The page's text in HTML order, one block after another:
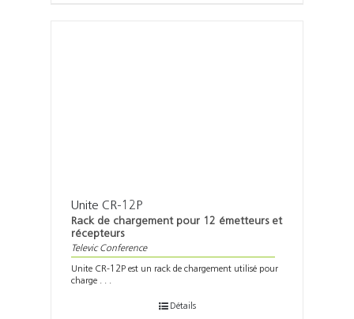
Unite CR-12P
Rack de chargement pour 12 émetteurs et
récepteurs
Televic Conference
Unite CR-12P est un rack de chargement utilisé pour
charge . . .
Détails